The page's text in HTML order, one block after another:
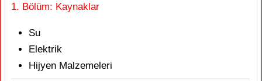
1. Bölüm: Kaynaklar
Su
Elektrik
Hijyen Malzemeleri